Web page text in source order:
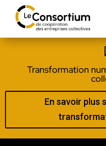
Transformation
En savoir plus